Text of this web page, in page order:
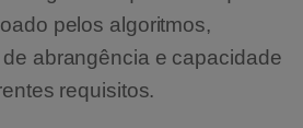
pelos algoritmos,
abrangência e capacidade
requisitos.